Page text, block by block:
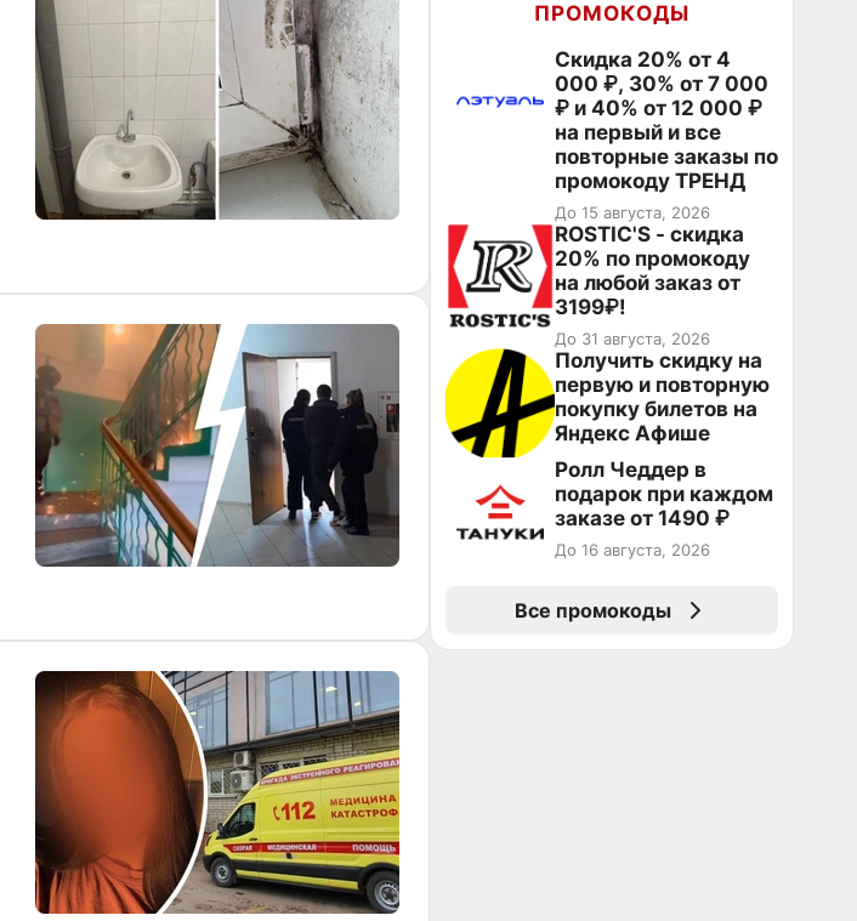
ПРОМОКОДЫ
Скидка 20% от 4
000 ₽, 30% от 7 000
₽ и 40% от 12 000 ₽
на первый и все
повторные заказы по
промокоду ТРЕНД
До 15 августа, 2026
ROSTIC'S - скидка
20% по промокоду
на любой заказ от
3199₽!
До 31 августа, 2026
Получить скидку на
первую и повторную
покупку билетов на
Яндекс Афише
Ролл Чеддер в
подарок при каждом
заказе от 1490 ₽
До 16 августа, 2026
Все промокоды